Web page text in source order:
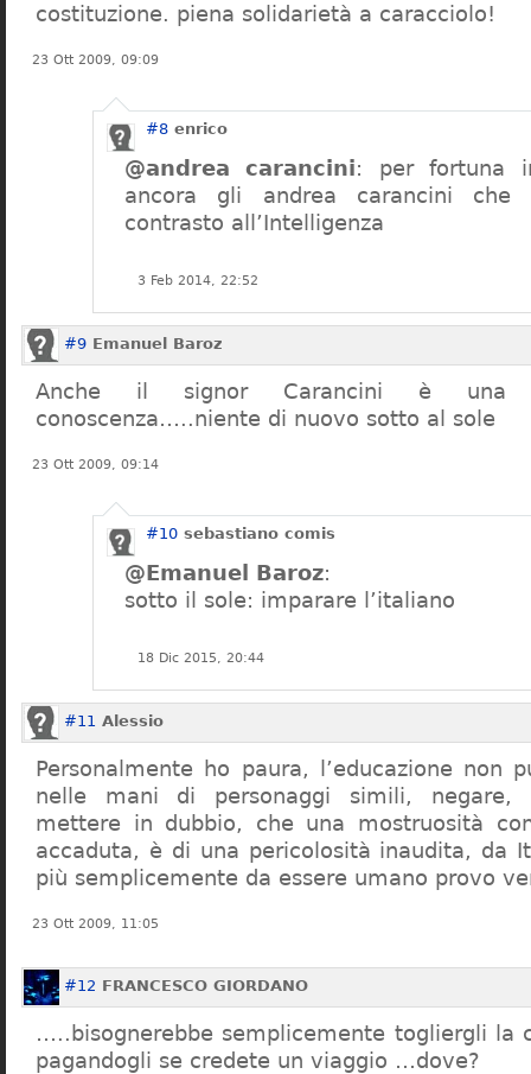
costituzione. piena solidarietà a caracciolo!
23 Ott 2009, 09:09
#8 enrico
@andrea carancini: per fortuna
ancora gli andrea carancini
contrasto all’Intelligenza
3 Feb 2014, 22:52
#9 Emanuel Baroz
Anche il signor Carancini è una
conoscenza…..niente di nuovo sotto al sole
23 Ott 2009, 09:14
#10 sebastiano comis
@Emanuel Baroz:
sotto il sole: imparare l’italiano
18 Dic 2015, 20:44
#11 Alessio
Personalmente ho paura, l’educazione non
nelle mani di personaggi simili, negare,
mettere in dubbio, che una mostruosità
accaduta, è di una pericolosità inaudita, da
più semplicemente da essere umano provo
23 Ott 2009, 11:05
#12 FRANCESCO GIORDANO
…..bisognerebbe semplicemente togliergli la
pagandogli se credete un viaggio …dove?